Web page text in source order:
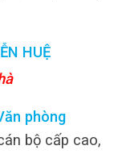
HUỆ
phòng
bộ cấp cao,